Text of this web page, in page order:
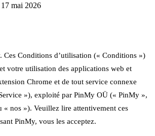
mai 2026
Ces Conditions d’utilisation (« Conditions »)
votre utilisation des applications web et
Chrome et de tout service connexe
»), exploité par PinMy OÜ (« PinMy »,
« nos »). Veuillez lire attentivement ces
PinMy, vous les acceptez.